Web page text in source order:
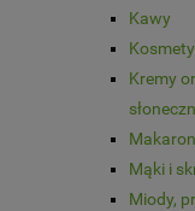
Kawy
Kremy
Mąki i
Miody,